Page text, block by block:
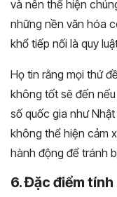
và nên thể hiện
những nền văn hóa
khổ tiếp nối là quy
Họ tin rằng mọi thứ
không tốt sẽ đến
số quốc gia như
không thể hiện cảm
hành động để tránh
6. Đặc điểm